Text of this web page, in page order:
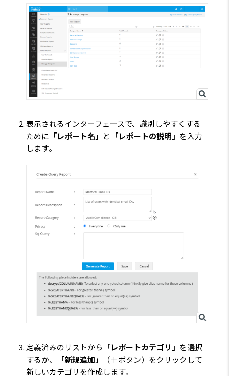
表示されるインターフェースで、識別しやすくする
ために 「レポート名」 と 「レポートの説明」 を入力
します。
定義済みのリストから 「レポートカテゴリ」 を選択
するか、
「新規追加」
（＋ボタン）をクリックして
新しいカテゴリを作成します。